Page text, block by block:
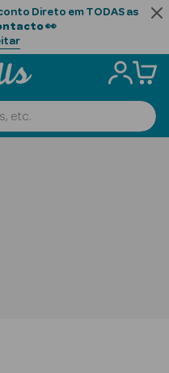
Direto em TODAS as
👀